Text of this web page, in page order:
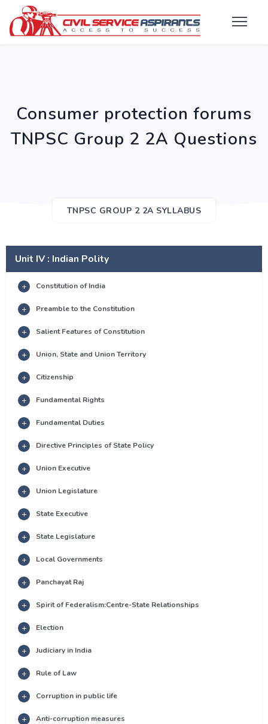
Consumer protection forums
TNPSC Group 2 2A Questions
TNPSC GROUP 2 2A SYLLABUS
Unit IV : Indian Polity
Constitution of India
Preamble to the Constitution
Salient Features of Constitution
Union, State and Union Territory
Citizenship
Fundamental Rights
Fundamental Duties
Directive Principles of State Policy
Union Executive
Union Legislature
State Executive
State Legislature
Local Governments
Panchayat Raj
Spirit of Federalism:Centre-State Relationships
Election
Judiciary in India
Rule of Law
Corruption in public life
Anti-corruption measures